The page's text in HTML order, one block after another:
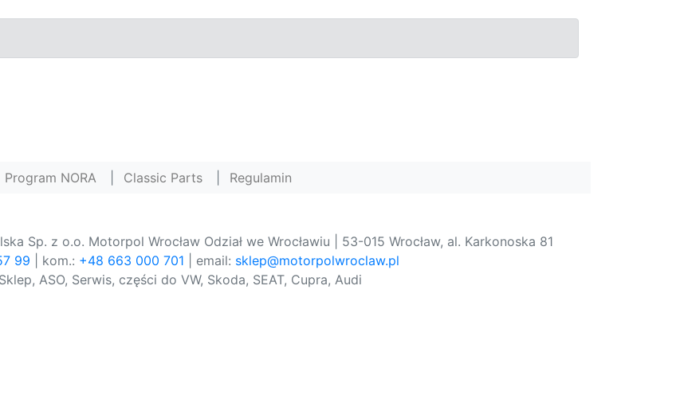
Program NORA Classic Parts Regulamin
Sp. z o.o. Motorpol Wrocław Odział we Wrocławiu | 53-015 Wrocław, al. Karkonoska 81
99 | kom.: +48 663 000 701 | email: sklep@motorpolwroclaw.pl
ASO, Serwis, części do VW, Skoda, SEAT, Cupra, Audi